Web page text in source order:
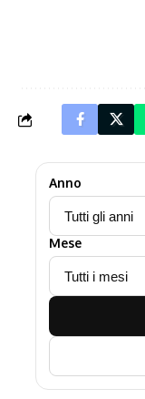
Anno
Mese